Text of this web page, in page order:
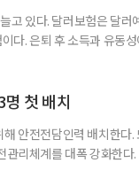
고 있다. 달러보험은 달러
다. 은퇴 후 소득과 유동
준이다. 달러보험은 보험
첫 배치
안전전담인력 배치한다.
리체계를 대폭 강화한다